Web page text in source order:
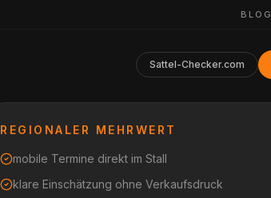
BLOG
Sattel-Checker.com
REGIONALER MEHRWERT
mobile Termine direkt im Stall
klare Einschätzung ohne Verkaufsdruck